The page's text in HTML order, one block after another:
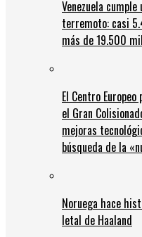
Venezuela
terremoto: casi
más de 19.500
El Centro
el Gran
mejoras
búsqueda de la
Noruega hace
letal de Haaland